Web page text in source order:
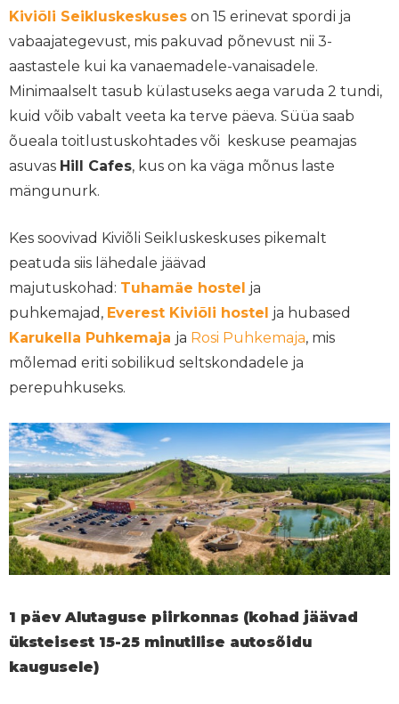
Kiviõli Seikluskeskuses on 15 erinevat spordi ja
vabaajategevust, mis pakuvad põnevust nii 3-
aastastele kui ka vanaemadele-vanaisadele.
Minimaalselt tasub külastuseks aega varuda 2 tundi,
kuid võib vabalt veeta ka terve päeva. Süüa saab
õueala toitlustuskohtades või keskuse peamajas
asuvas Hill Cafes, kus on ka väga mõnus laste
mängunurk.
Kes soovivad Kiviõli Seikluskeskuses pikemalt
peatuda siis lähedale jäävad
majutuskohad: Tuhamäe hostel ja
puhkemajad, Everest Kiviõli hostel ja hubased
Karukella Puhkemaja ja Rosi Puhkemaja, mis
mõlemad eriti sobilikud seltskondadele ja
perepuhkuseks.
1 päev Alutaguse piirkonnas (kohad jäävad
üksteisest 15-25 minutilise autosõidu
kaugusele)